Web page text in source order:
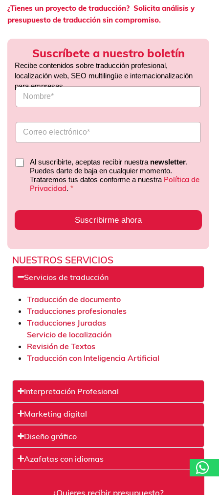
¿Tienes un proyecto de traducción? Solicita análisis y
presupuesto de traducción sin compromiso.
Suscríbete a nuestro boletín
Recibe contenidos sobre traducción profesional,
localización web, SEO multilingüe e internacionalización
para empresas.
Al suscribirte, aceptas recibir nuestra newsletter.
Puedes darte de baja en cualquier momento.
Trataremos tus datos conforme a nuestra Política de
Privacidad. *
Suscribirme ahora
NUESTROS SERVICIOS
Servicios de traducción
Traducción de documento
Traducciones profesionales
Traducciones Juradas
Servicio de localización
Revisión de Textos
Traducción con Inteligencia Artificial
Interpretación Profesional
Marketing digital
Diseño gráfico
Azafatas con idiomas
¿Quieres recibir presupuesto?